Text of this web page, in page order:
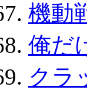
機動
俺だ
クラ